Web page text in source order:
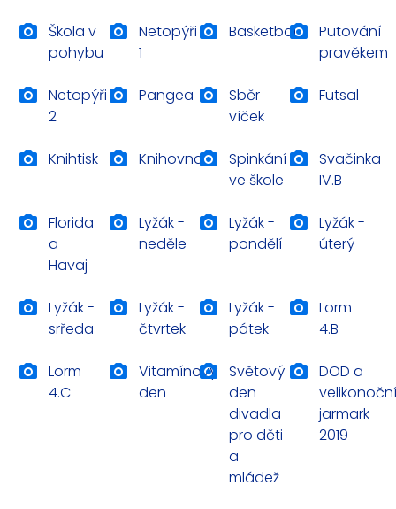
Škola v
pohybu
Netopýři
1
Basketbal
Putování
pravěkem
Netopýři
2
Pangea
Sběr
víček
Futsal
Knihtisk Knihovna
Spinkání
ve škole
Svačinka
IV.B
Florida
a
Havaj
Lyžák -
neděle
Lyžák -
pondělí
Lyžák -
úterý
Lyžák -
srředa
Lyžák -
čtvrtek
Lyžák -
pátek
Lorm
4.B
Lorm
4.C
Vitamínový
den
Světový
den
divadla
pro děti
a
mládež
DOD a
velikonoční
jarmark
2019